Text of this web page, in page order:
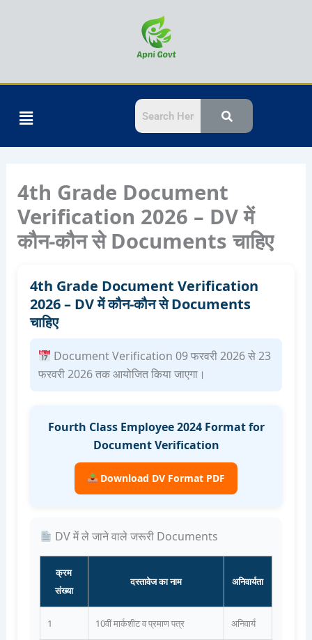
Menu
4th Grade Document
Verification 2026 – DV में
कौन-कौन से Documents चाहिए
4th Grade Document Verification
2026 – DV में कौन-कौन से Documents
चाहिए
Document Verification 09 फरवरी 2026 से 23
फरवरी 2026 तक आयोजित किया जाएगा।
Fourth Class Employee 2024 Format for
Document Verification
Download DV Format PDF
DV में ले जाने वाले जरूरी Documents
क्रम
संख्या
दस्तावेज का नाम अनिवार्यता
1 10वीं मार्कशीट व प्रमाण पत्र अनिवार्य